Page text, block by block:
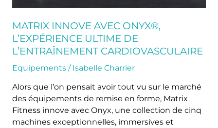
MATRIX INNOVE AVEC ONYX®,
L’EXPÉRIENCE ULTIME DE
L’ENTRAÎNEMENT CARDIOVASCULAIRE
Equipements/ Isabelle Charrier
Alors que l’on pensait avoir tout vu sur le marché
des équipements de remise en forme, Matrix
Fitness innove avec Onyx, une collection de cinq
machines exceptionnelles, immersives et